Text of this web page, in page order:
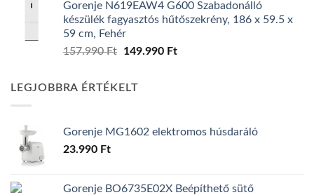
was:
139.990 Ft.
is:
119.990 Ft.
Gorenje N619EAW4 G600 Szabadonálló
készülék fagyasztós hűtőszekrény, 186 x 59.5 x
59 cm, Fehér
157.990Ft
Original
157.990 Ft.
149.990 FtCurrent
LEGJOBBRA ÉRTÉKELT
Gorenje MG1602 elektromos húsdaráló
23.990 Ft
Gorenje BO6735E02X Beépíthető sütő